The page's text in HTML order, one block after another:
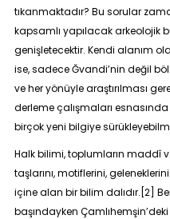
tıkanmaktadır? Bu sorular
kapsamlı yapılacak arkeolojik
genişletecektir. Kendi alanım
ise, sadece Ğvandi’nin değil
ve her yönüyle araştırılması
derleme çalışmaları esnasında
birçok yeni bilgiye
Halk bilimi, toplumların maddî
taşlarını, motiflerini,
içine alan bir bilim dalıdır. [2]
başındayken